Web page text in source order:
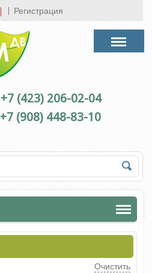
Регистрация
+7 (423) 206-02-04
+7 (908) 448-83-10
Очистить